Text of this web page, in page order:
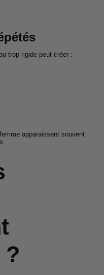
trop rigide peut créer :
apparaissent souvent
?